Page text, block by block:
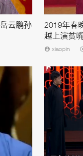
云鹏孙
2019年春
越上演贫
xiaopin